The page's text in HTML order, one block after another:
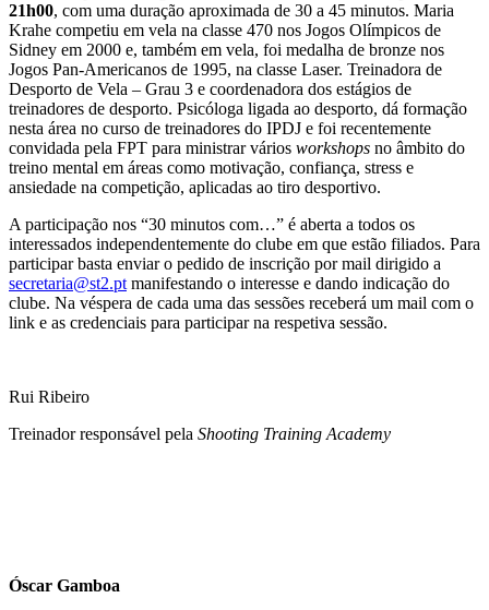
21h00, com uma duração aproximada de 30 a 45 minutos. Maria
Krahe competiu em vela na classe 470 nos Jogos Olímpicos de
Sidney em 2000 e, também em vela, foi medalha de bronze nos
Jogos Pan-Americanos de 1995, na classe Laser. Treinadora de
Desporto de Vela – Grau 3 e coordenadora dos estágios de
treinadores de desporto. Psicóloga ligada ao desporto, dá formação
nesta área no curso de treinadores do IPDJ e foi recentemente
convidada pela FPT para ministrar vários workshops no âmbito do
treino mental em áreas como motivação, confiança, stress e
ansiedade na competição, aplicadas ao tiro desportivo.
A participação nos “30 minutos com…” é aberta a todos os
interessados independentemente do clube em que estão filiados. Para
participar basta enviar o pedido de inscrição por mail dirigido a
secretaria@st2.pt manifestando o interesse e dando indicação do
clube. Na véspera de cada uma das sessões receberá um mail com o
link e as credenciais para participar na respetiva sessão.
Rui Ribeiro
Treinador responsável pela Shooting Training Academy
Óscar Gamboa